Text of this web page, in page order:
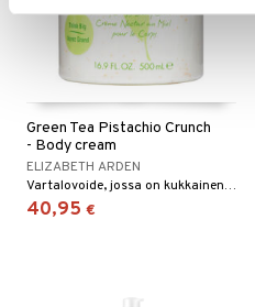
Green Tea Pistachio Crunch
- Body cream
ELIZABETH ARDEN
Vartalovoide, jossa on kukkainen, sitruksinen tuoksu Elizabeth Ardenilta.
40,95 €